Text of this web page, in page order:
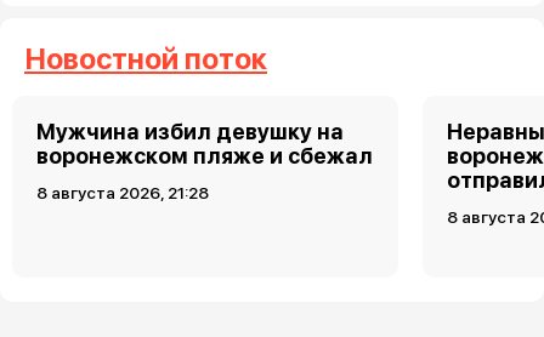
Новостной поток
Мужчина избил девушку на
воронежском пляже и сбежал
8 августа 2026, 21:28
8 августа